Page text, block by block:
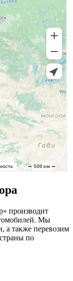
производит
Мы
а также перевозим
по